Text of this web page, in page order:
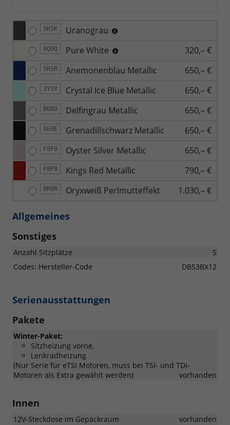
5K5K Uranograu
0Q0Q Pure White 320,– €
5R5R Anemonenblau Metallic 650,– €
3Y3Y Crystal Ice Blue Metallic 650,– €
B0B0 Delfingrau Metallic 650,– €
0E0E Grenadillschwarz Metallic 650,– €
F0F0 Oyster Silver Metallic 650,– €
P8P8 Kings Red Metallic 790,– €
0R0R Oryxweiß Perlmutteffekt 1.030,– €
Allgemeines
Sonstiges
Anzahl Sitzplätze
5
Codes: Hersteller-Code
DB53BX12
Serienausstattungen
Pakete
Winter-Paket:
Sitzheizung vorne,
Lenkradheizung
(Nur Serie für eTSI Motoren, muss bei TSI- und TDI-
Motoren als Extra gewählt werden)
vorhanden
Innen
12V-Steckdose im Gepäckraum
vorhanden